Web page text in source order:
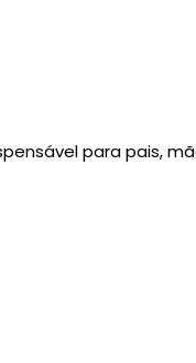
para pais,